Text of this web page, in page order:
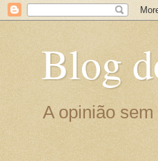
Blog
A opinião